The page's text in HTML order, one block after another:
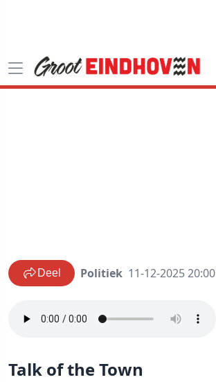
Deel Politiek 11-12-2025 20:00
Talk of the Town